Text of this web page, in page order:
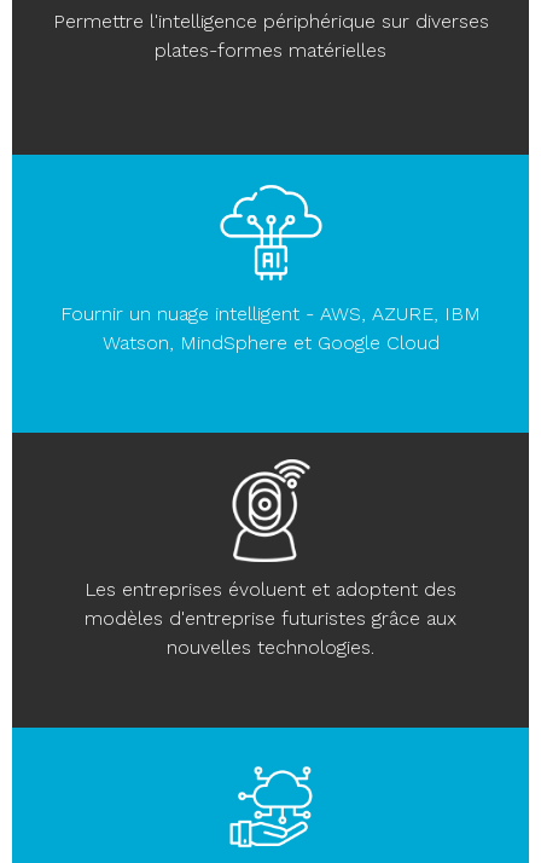
Permettre l'intelligence périphérique sur diverses
plates-formes matérielles
Fournir un nuage intelligent - AWS, AZURE, IBM
Watson, MindSphere et Google Cloud
Les entreprises évoluent et adoptent des
modèles d'entreprise futuristes grâce aux
nouvelles technologies.